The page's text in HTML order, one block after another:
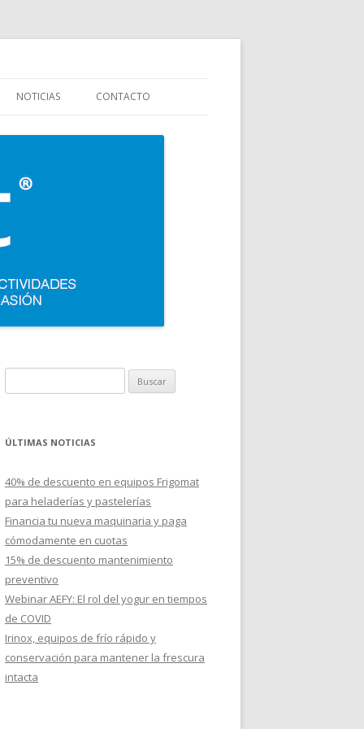
NOTICIAS CONTACTO
u
c
r
ÚLTIMAS NOTICIAS
40% de descuento en equipos Frigomat
para heladerías y pastelerías
Financia tu nueva maquinaria y paga
cómodamente en cuotas
15% de descuento mantenimiento
preventivo
Webinar AEFY: El rol del yogur en tiempos
de COVID
Irinox, equipos de frío rápido y
conservación para mantener la frescura
intacta